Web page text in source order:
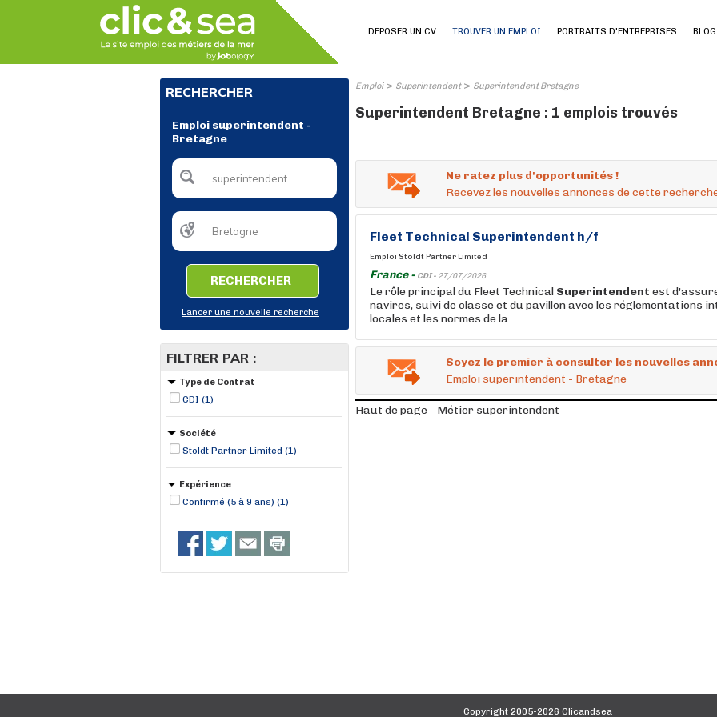
DEPOSER UN CV TROUVER UN EMPLOI PORTRAITS D'ENTREPRISES
RECHERCHER
Emploi superintendent -
Bretagne
RECHERCHER
Lancer une nouvelle recherche
FILTRER PAR :
Type de Contrat
CDI (1)
Société
Stoldt Partner Limited (1)
Expérience
Confirmé (5 à 9 ans) (1)
Emploi> Superintendent> Superintendent Bretagne
Superintendent Bretagne : 1 emplois trouvés
Ne ratez plus d'opportunités !
Recevez les nouvelles annonces de cette
Fleet Technical Superintendent h/f
Emploi Stoldt Partner Limited
France - CDI - 27/07/2026
Le rôle principal du Fleet Technical Superintendent est
navires, suivi de classe et du pavillon avec les réglementations
locales et les normes de la...
Soyez le premier à consulter les nouvelles
Emploi superintendent - Bretagne
Haut de page - Métier superintendent
Copyright 2005-2026 Clicandsea